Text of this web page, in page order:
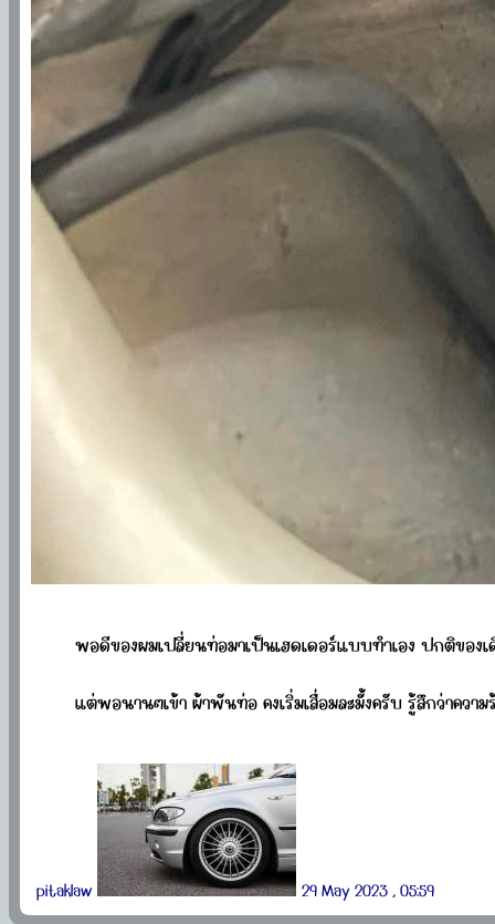
พอดีของผมเปลี่ยนท่อมาเป็นเฮดเดอร์แบบทำเอง ปกติของ
แต่พอนานๆเข้า ผ้าพันท่อ คงเริ่มเสื่อมละมั้งครับ รู้สึกว่าคว
pitaklaw 29 May 2023 , 05:59